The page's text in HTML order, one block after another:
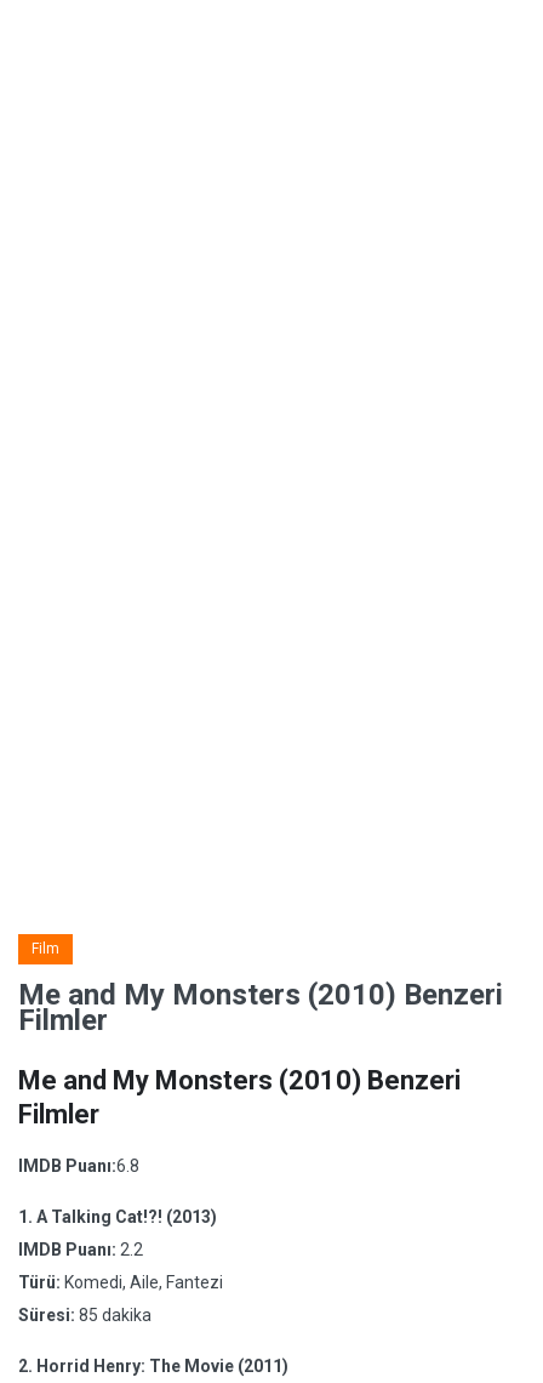
Film
Me and My Monsters (2010) Benzeri
Filmler
Me and My Monsters (2010) Benzeri
Filmler
IMDB Puanı:6.8
1. A Talking Cat!?! (2013)
IMDB Puanı: 2.2
Türü: Komedi, Aile, Fantezi
Süresi: 85 dakika
2. Horrid Henry: The Movie (2011)